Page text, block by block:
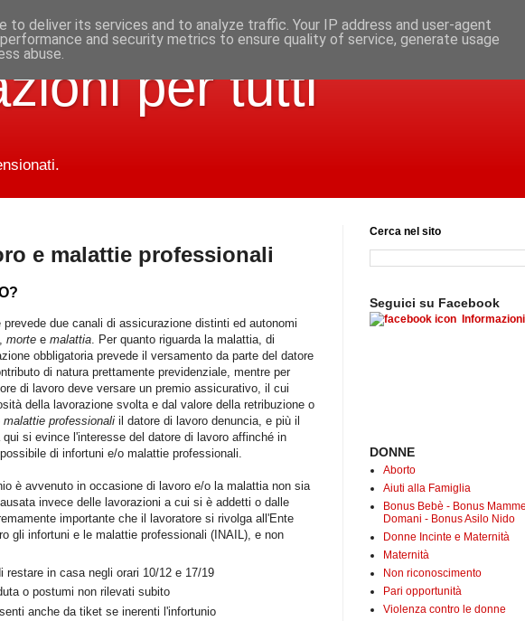
per tutti
e malattie professionali
due canali di assicurazione distinti ed autonomi
morte e malattia . Per quanto riguarda la malattia, di
obbligatoria prevede il versamento da parte del datore
di natura prettamente previdenziale, mentre per
di lavoro deve versare un premio assicurativo, il cui
della lavorazione svolta e dal valore della retribuzione o
malattie professionali il datore di lavoro denuncia, e più il
si evince l'interesse del datore di lavoro affinché in
di infortuni e/o malattie professionali.
è avvenuto in occasione di lavoro e/o la malattia non sia
invece delle lavorazioni a cui si è addetti o dalle
importante che il lavoratore si rivolga all'Ente
gli infortuni e le malattie professionali (INAIL), e non
restare in casa negli orari 10/12 e 17/19
o postumi non rilevati subito
anche da tiket se inerenti l'infortunio
Cerca nel sito
Seguici su Facebook
DONNE
Aborto
Aiuti alla Famiglia
Bonus Bebè - Bonus
Domani - Bonus Asilo Nido
Donne Incinte e Maternità
Maternità
Non riconoscimento
Pari opportunità
Violenza contro le donne
to deliver its services and to analyze traffic. Your IP address and user-agent
and security metrics to ensure quality of service, generate usage
abuse.